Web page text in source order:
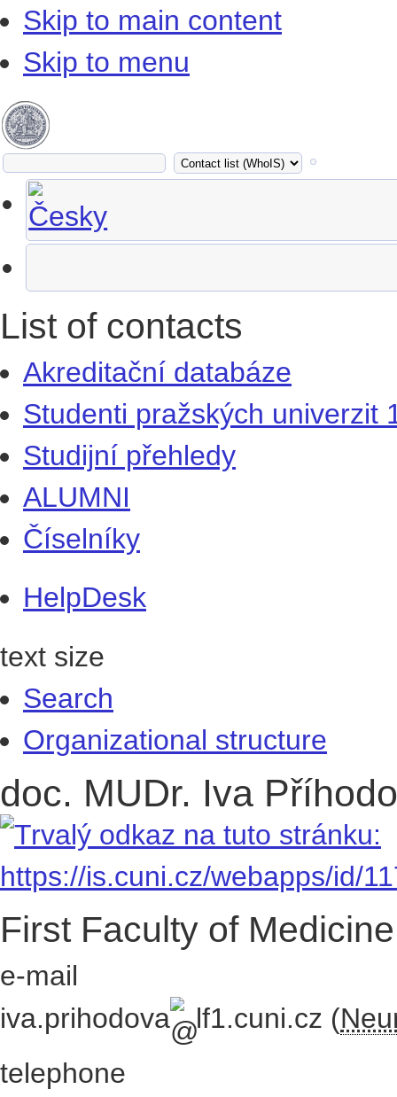
Skip to main content
Skip to menu
List of contacts
Akreditační databáze
Studenti pražských univerzit
Studijní přehledy
ALUMNI
Číselníky
HelpDesk
text size
Search
Organizational structure
doc. MUDr. Iva
First Faculty of Medicine
e-mail
iva.prihodova
lf1.cuni.cz (
telephone